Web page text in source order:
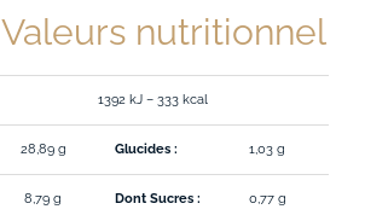
Valeurs
1392 kJ – 333 kcal
28,89 g Glucides : 1,03 g
8,79 g Dont Sucres : 0,77 g